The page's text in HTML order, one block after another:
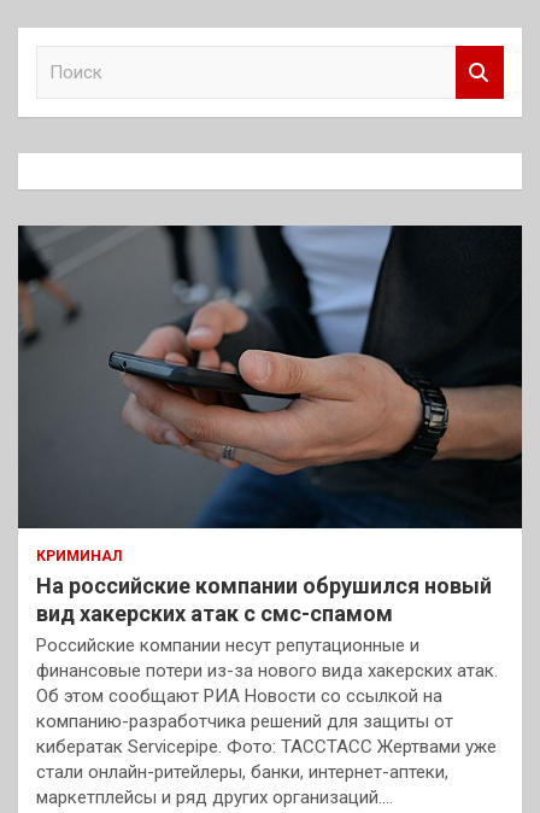
к
КРИМИНАЛ
На российские компании обрушился новый
вид хакерских атак с смс-спамом
Российские компании несут репутационные и
финансовые потери из-за нового вида хакерских атак.
Об этом сообщают РИА Новости со ссылкой на
компанию-разработчика решений для защиты от
кибератак Servicepipe. Фото: ТАССТАСС Жертвами уже
стали онлайн-ритейлеры, банки, интернет-аптеки,
маркетплейсы и ряд других организаций.…